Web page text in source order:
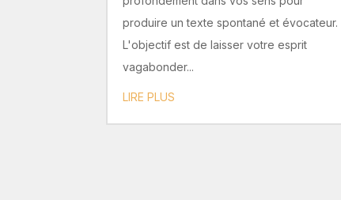
produire un texte spontané et évocateur.
L'objectif est de laisser votre esprit
vagabonder...
LIRE PLUS